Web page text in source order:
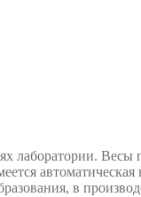
лаборатории. Весы
автоматическая
в